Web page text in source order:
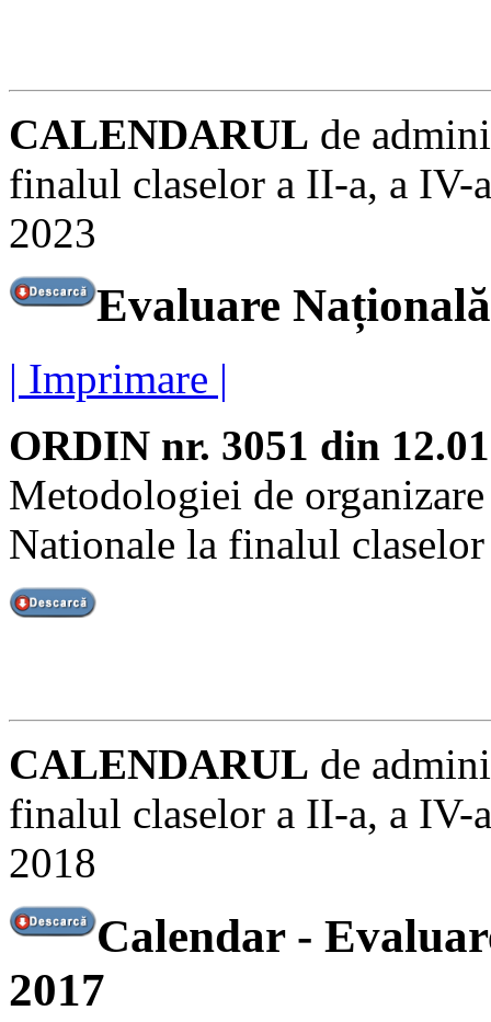
CALENDARUL de
finalul claselor a II-a, a IV-
2023
Evaluare
| Imprimare |
ORDIN nr. 3051 din
Metodologiei de
Nationale la finalul
CALENDARUL de
finalul claselor a II-a, a IV-
2018
Calendar -
2017